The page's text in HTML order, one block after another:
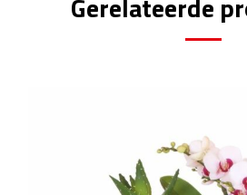
Zonneschermen
Fiets telefoonhouders